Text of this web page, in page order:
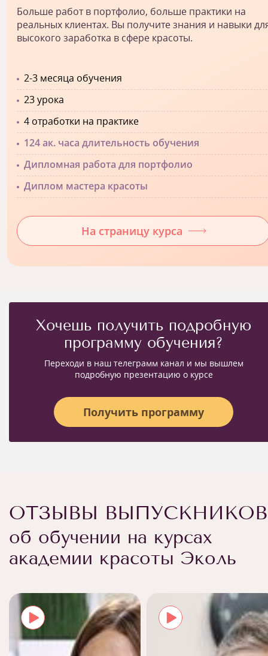
Больше работ в портфолио, больше практики на
реальных клиентах. Вы получите знания и навыки
высокого заработка в сфере красоты.
2-3 месяца обучения
23 урока
4 отработки на практике
124 ак. часа длительность обучения
Дипломная работа для портфолио
Диплом мастера красоты
На страницу курса
Хочешь получить подробную
программу обучения?
Переходи в наш телеграмм канал и мы вышлем
подробную презентацию о курсе
Получить программу
ОТЗЫВЫ ВЫПУСКНИКОВ
об обучении на курсах
академии красоты Эколь